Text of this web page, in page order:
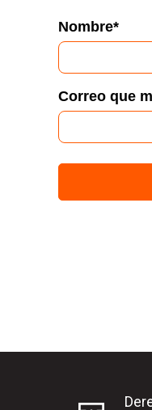
Nombre*
Correo que